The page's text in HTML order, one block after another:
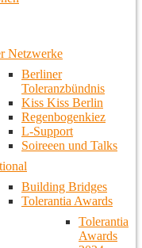
Netzwerke
Berliner
Toleranzbündnis
Kiss Kiss Berlin
Regenbogenkiez
L-Support
Soireeen und Talks
Building Bridges
Tolerantia Awards
Tolerantia
Awards